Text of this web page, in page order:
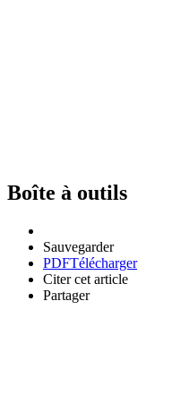
Boîte à outils
Sauvegarder
PDFTélécharger
Citer cet article
Partager